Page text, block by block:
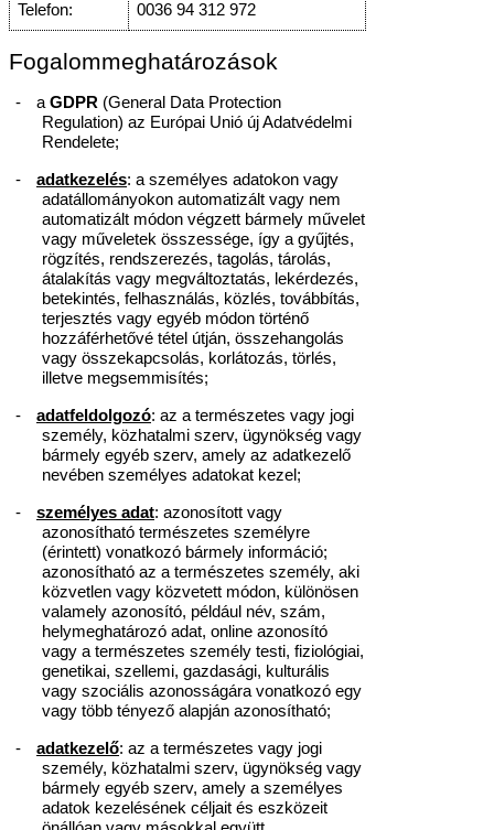
Telefon: 0036 94 312 972
Fogalommeghatározások
- aGDPR (General Data Protection
Regulation) az Európai Unió új Adatvédelmi
Rendelete;
- adatkezelés: a személyes adatokon vagy
adatállományokon automatizált vagy nem
automatizált módon végzett bármely művelet
vagy műveletek összessége, így a gyűjtés,
rögzítés, rendszerezés, tagolás, tárolás,
átalakítás vagy megváltoztatás, lekérdezés,
betekintés, felhasználás, közlés, továbbítás,
terjesztés vagy egyéb módon történő
hozzáférhetővé tétel útján, összehangolás
vagy összekapcsolás, korlátozás, törlés,
illetve megsemmisítés;
- adatfeldolgozó: az a természetes vagy jogi
személy, közhatalmi szerv, ügynökség vagy
bármely egyéb szerv, amely az adatkezelő
nevében személyes adatokat kezel;
- személyes adat: azonosított vagy
azonosítható természetes személyre
(érintett) vonatkozó bármely információ;
azonosítható az a természetes személy, aki
közvetlen vagy közvetett módon, különösen
valamely azonosító, például név, szám,
helymeghatározó adat, online azonosító
vagy a természetes személy testi, fiziológiai,
genetikai, szellemi, gazdasági, kulturális
vagy szociális azonosságára vonatkozó egy
vagy több tényező alapján azonosítható;
- adatkezelő: az a természetes vagy jogi
személy, közhatalmi szerv, ügynökség vagy
bármely egyéb szerv, amely a személyes
adatok kezelésének céljait és eszközeit